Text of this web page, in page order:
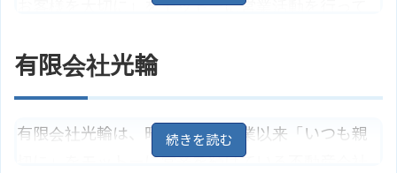
お客様を大切に」をモットーに営業活動を行って
び川崎・横浜方面まで広域の物件を取り扱ってお
事業用物件の賃貸などの業務を行っています。ま
た、不動産の買取やリフォームにも対応していま
有限会社光輪
有限会社光輪は、昭和５１年創業以来「いつも親
切に」をモットーに営業を続けている不動産会社